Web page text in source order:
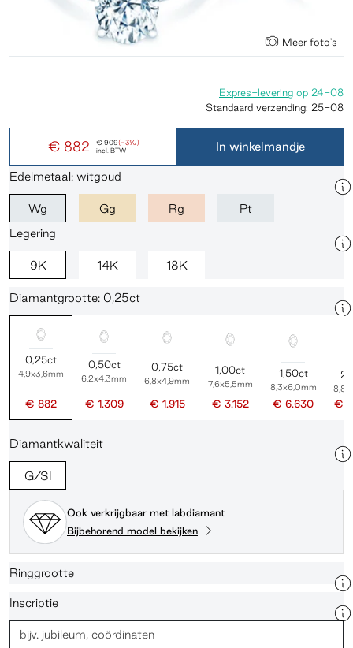
Meer foto's
€ 909(-3%)
€ 882 incl. BTW
Expres-levering op 24-08
Standaard verzending: 25-08
In winkelmandje
Edelmetaal: witgoud
Wg Gg Rg
Pt
Legering
9K 14K 18K
Diamantgrootte: 0,25ct
0,25ct
4,9x3,6mm
€ 882
0,50ct
6,2x4,3mm
€ 1.309
0,75ct
6,8x4,9mm
€ 1.915
1,00ct
7,6x5,5mm
€ 3.152
1,50ct
8,3x6,0mm
€ 6.630 €
Diamantkwaliteit
G/SI
Ook verkrijgbaar met labdiamant
Bijbehorend model bekijken
Ringgrootte
Inscriptie